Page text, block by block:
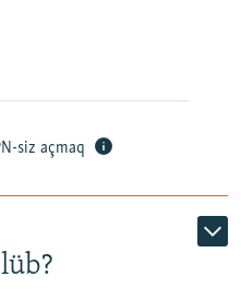
360p 480p
siz açmaq